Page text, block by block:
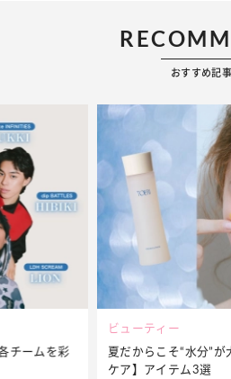
おすすめ記事
夏だからこそ“水分”が大切！くず
ケア】アイテム3選